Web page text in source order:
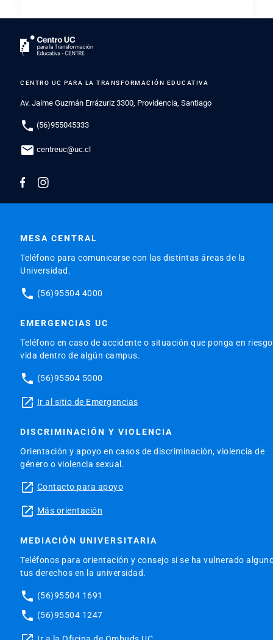
CENTRO UC PARA LA TRANSFORMACIÓN EDUCATIVA
Av. Jaime Guzmán Errázuriz 3300, Providencia, Santiago
phone (56)955045333
mail centreuc@uc.cl
MESA CENTRAL
Teléfono para comunicarse con las distintas áreas de la
Universidad.
phone (56)95504 4000
EMERGENCIAS UC
Teléfono en caso de accidente o situación que ponga en
vida dentro de algún campus.
phone (56)95504 5000
launch Ir al sitio de Emergencias
DISCRIMINACIÓN Y VIOLENCIA
Orientación y apoyo en casos de discriminación, violencia de
género o violencia sexual.
launch Contacto para apoyo
launch Más orientación
MEDIACIÓN UNIVERSITARIA
Teléfonos para orientación y consejo si se ha vulnerado
tus derechos en la universidad.
phone (56)95504 1691
phone (56)95504 1247